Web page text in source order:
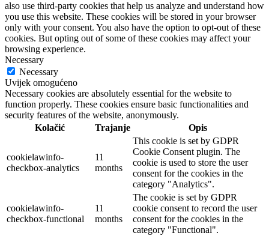
also use third-party cookies that help us analyze and understand how
you use this website. These cookies will be stored in your browser
only with your consent. You also have the option to opt-out of these
cookies. But opting out of some of these cookies may affect your
browsing experience.
Necessary
Necessary
Uvijek omogućeno
Necessary cookies are absolutely essential for the website to
function properly. These cookies ensure basic functionalities and
security features of the website, anonymously.
Kolačić
Trajanje Opis
cookielawinfo-
checkbox-analytics
11
months
This cookie is set by GDPR
Cookie Consent plugin. The
cookie is used to store the user
consent for the cookies in the
category "Analytics".
cookielawinfo-
checkbox-functional
11
months
The cookie is set by GDPR
cookie consent to record the user
consent for the cookies in the
category "Functional".